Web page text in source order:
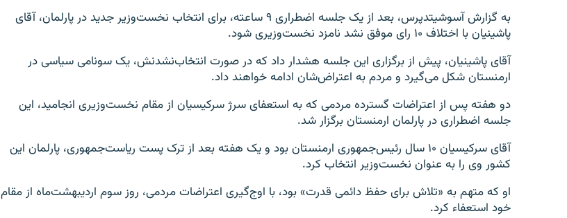
برنامه‌های رادیویی
فرکانس‌ها
چندرسانه‌ای
گزارش‌های تصویری
گزارش‌های ویدئویی
به گزارش آسوشیتدپرس، بعد از یک جلسه اضطراری ۹ ساعته، برای انتخاب نخست‌وزیر جدید در پارلمان، آقای
پاشینیان با اختلاف ۱۰ رای موفق نشد نامزد نخست‌وزیری شود.
آقای پاشینیان،‌ پیش از برگزاری این جلسه هشدار داد که در صورت انتخاب‌نشدنش، یک سونامی سیاسی در
ارمنستان شکل می‌‌گیرد و مردم به اعتراض‌شان ادامه خواهند داد.
دو هفته پس از اعتراضات گسترده مردمی که به استعفای سرژ سرکیسیان از مقام نخست‌وزیری انجامید، این
جلسه اضطراری در پارلمان ارمنستان برگزار شد.
آقای سرکیسیان ۱۰ سال رئیس‌جمهوری ارمنستان بود و یک هفته بعد از ترک پست ریاست‌جمهوری، پارلمان این
کشور وی را به عنوان نخست‌وزیر انتخاب کرد.
او که متهم به «تلاش برای حفظ دائمی قدرت» بود، با اوج‌گیری اعتراضات مردمی، روز سوم اردیبهشت‌ماه از مقام
خود استعفاء کرد.